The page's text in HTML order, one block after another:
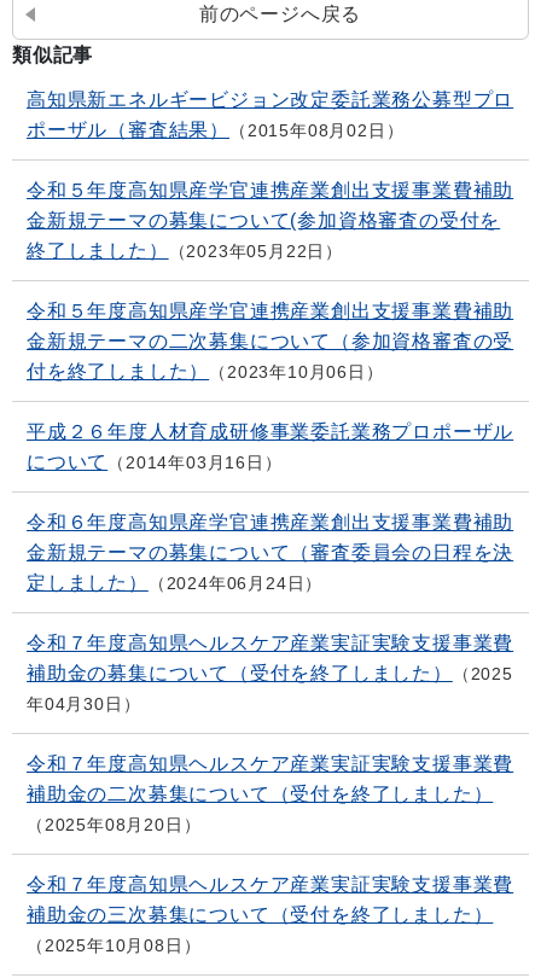
前のページへ戻る
類似記事
高知県新エネルギービジョン改定委託業務公募型プロ
ポーザル（審査結果）
2015年08月02日
令和５年度高知県産学官連携産業創出支援事業費補助
金新規テーマの募集について(参加資格審査の受付を
終了しました）
2023年05月22日
令和５年度高知県産学官連携産業創出支援事業費補助
金新規テーマの二次募集について（参加資格審査の受
付を終了しました）
2023年10月06日
平成２６年度人材育成研修事業委託業務プロポーザル
について
2014年03月16日
令和６年度高知県産学官連携産業創出支援事業費補助
金新規テーマの募集について（審査委員会の日程を決
定しました）
2024年06月24日
令和７年度高知県ヘルスケア産業実証実験支援事業費
補助金の募集について（受付を終了しました）
2025
年04月30日
令和７年度高知県ヘルスケア産業実証実験支援事業費
補助金の二次募集について（受付を終了しました）
2025年08月20日
令和７年度高知県ヘルスケア産業実証実験支援事業費
補助金の三次募集について（受付を終了しました）
2025年10月08日